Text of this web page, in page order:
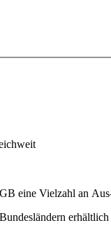
eine Vielzahl an